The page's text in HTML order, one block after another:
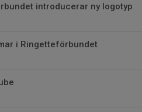
introducerar ny logotyp
i Ringetteförbundet